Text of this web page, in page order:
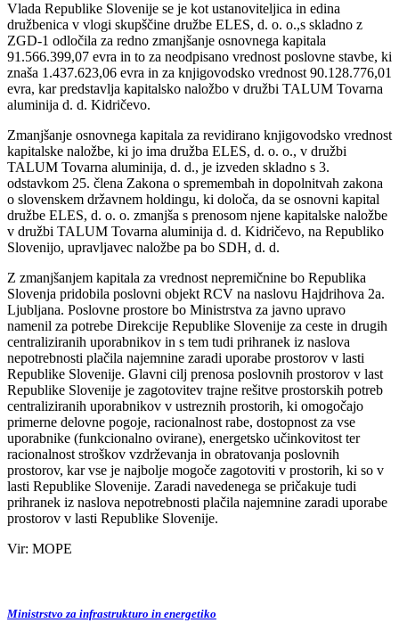
Vlada Republike Slovenije se je kot ustanoviteljica in edina
družbenica v vlogi skupščine družbe ELES, d. o. o.,s skladno z
ZGD-1 odločila za redno zmanjšanje osnovnega kapitala
91.566.399,07 evra in to za neodpisano vrednost poslovne stavbe, ki
znaša 1.437.623,06 evra in za knjigovodsko vrednost 90.128.776,01
evra, kar predstavlja kapitalsko naložbo v družbi TALUM Tovarna
aluminija d. d. Kidričevo.
Zmanjšanje osnovnega kapitala za revidirano knjigovodsko vrednost
kapitalske naložbe, ki jo ima družba ELES, d. o. o., v družbi
TALUM Tovarna aluminija, d. d., je izveden skladno s 3.
odstavkom 25. člena Zakona o spremembah in dopolnitvah zakona
o slovenskem državnem holdingu, ki določa, da se osnovni kapital
družbe ELES, d. o. o. zmanjša s prenosom njene kapitalske naložbe
v družbi TALUM Tovarna aluminija d. d. Kidričevo, na Republiko
Slovenijo, upravljavec naložbe pa bo SDH, d. d.
Z zmanjšanjem kapitala za vrednost nepremičnine bo Republika
Slovenja pridobila poslovni objekt RCV na naslovu Hajdrihova 2a.
Ljubljana. Poslovne prostore bo Ministrstva za javno upravo
namenil za potrebe Direkcije Republike Slovenije za ceste in drugih
centraliziranih uporabnikov in s tem tudi prihranek iz naslova
nepotrebnosti plačila najemnine zaradi uporabe prostorov v lasti
Republike Slovenije. Glavni cilj prenosa poslovnih prostorov v last
Republike Slovenije je zagotovitev trajne rešitve prostorskih potreb
centraliziranih uporabnikov v ustreznih prostorih, ki omogočajo
primerne delovne pogoje, racionalnost rabe, dostopnost za vse
uporabnike (funkcionalno ovirane), energetsko učinkovitost ter
racionalnost stroškov vzdrževanja in obratovanja poslovnih
prostorov, kar vse je najbolje mogoče zagotoviti v prostorih, ki so v
lasti Republike Slovenije. Zaradi navedenega se pričakuje tudi
prihranek iz naslova nepotrebnosti plačila najemnine zaradi uporabe
prostorov v lasti Republike Slovenije.
Vir: MOPE
Ministrstvo za infrastrukturo in energetiko